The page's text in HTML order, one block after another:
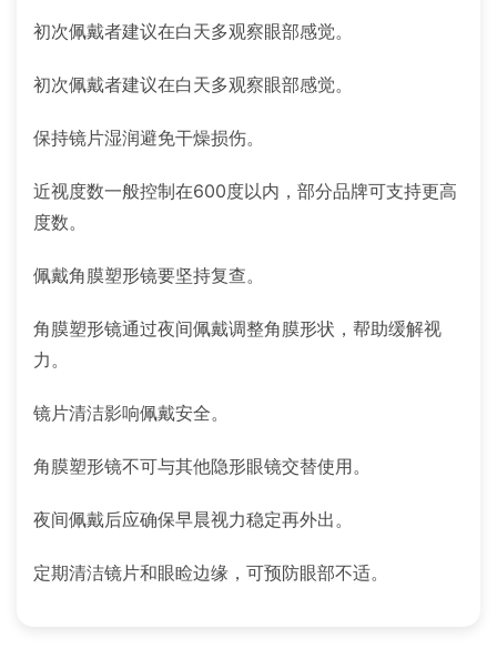
初次佩戴者建议在白天多观察眼部感觉。
初次佩戴者建议在白天多观察眼部感觉。
保持镜片湿润避免干燥损伤。
近视度数一般控制在600度以内，部分品牌可支持更高
度数。
佩戴角膜塑形镜要坚持复查。
角膜塑形镜通过夜间佩戴调整角膜形状，帮助缓解视
力。
镜片清洁影响佩戴安全。
角膜塑形镜不可与其他隐形眼镜交替使用。
夜间佩戴后应确保早晨视力稳定再外出。
定期清洁镜片和眼睑边缘，可预防眼部不适。